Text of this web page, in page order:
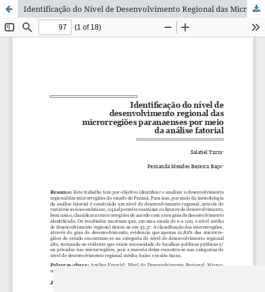
Identificação do Nível de Desenvolvimento Regional das Microrregiões Paranaense por meio da Análise Fatorial